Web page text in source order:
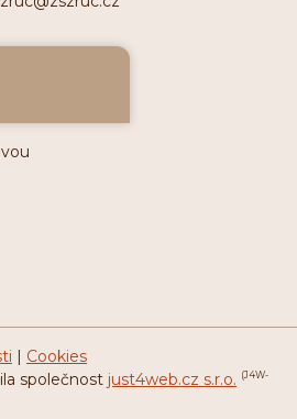
| Cookies
společnost just4web.cz s.r.o. (J4W-